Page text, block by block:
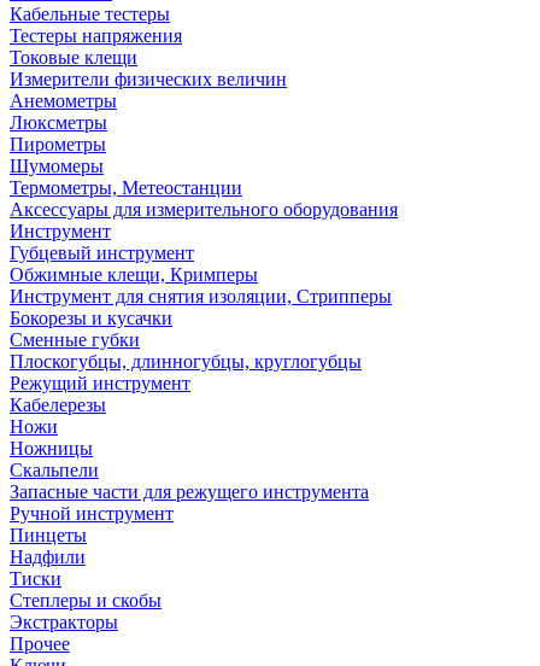
Кабельные тестеры
Тестеры напряжения
Токовые клещи
Измерители физических величин
Анемометры
Люксметры
Пирометры
Шумомеры
Термометры, Метеостанции
Аксессуары для измерительного оборудования
Инструмент
Губцевый инструмент
Обжимные клещи, Кримперы
Инструмент для снятия изоляции, Стрипперы
Бокорезы и кусачки
Сменные губки
Плоскогубцы, длинногубцы, круглогубцы
Режущий инструмент
Кабелерезы
Ножи
Ножницы
Скальпели
Запасные части для режущего инструмента
Ручной инструмент
Пинцеты
Надфили
Тиски
Степлеры и скобы
Экстракторы
Прочее